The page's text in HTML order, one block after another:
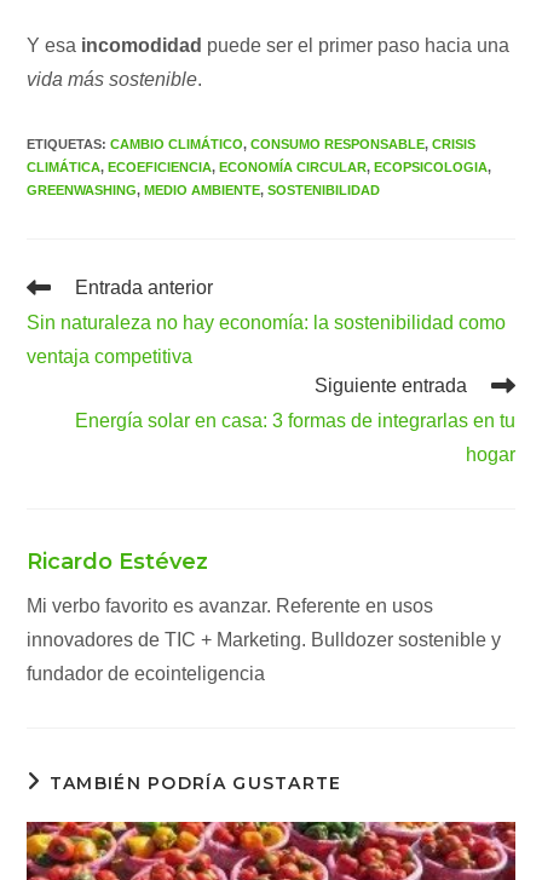
Y esa incomodidad puede ser el primer paso hacia una
vida más sostenible.
ETIQUETAS:CAMBIO CLIMÁTICO, CONSUMO RESPONSABLE, CRISIS
CLIMÁTICA, ECOEFICIENCIA, ECONOMÍA CIRCULAR, ECOPSICOLOGIA,
GREENWASHING, MEDIO AMBIENTE, SOSTENIBILIDAD
Leer
artículos
Entrada anterior
Sin naturaleza no hay economía: la sostenibilidad como
ventaja competitiva
Siguiente entrada
Energía solar en casa: 3 formas de integrarlas en tu
hogar
Ricardo Estévez
Mi verbo favorito es avanzar. Referente en usos
innovadores de TIC + Marketing. Bulldozer sostenible y
fundador de ecointeligencia
TAMBIÉN PODRÍA GUSTARTE